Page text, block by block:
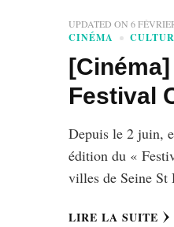
UPDATED ON6
CINÉMA
Festival
Depuis le 2 juin,
édition du «
villes de Seine
LIRE LA SUITE